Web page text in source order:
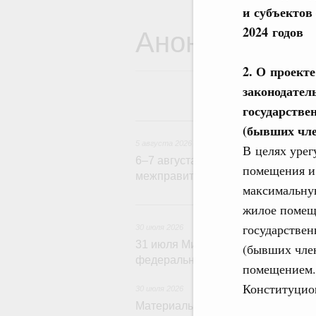
и
2024 годов
2. О
(бывших
В целях
помещения и
жилое
(бывших
помещением.
Анонсы
5
6–7 августа Михаил Мишустин
межправительственного совета
31 июля Михаил Мишустин
федеральный округ
Материалы к заседанию